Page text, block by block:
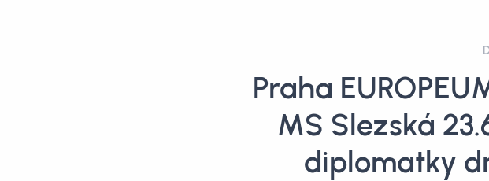
Praha
MS Slezská
diplomatky